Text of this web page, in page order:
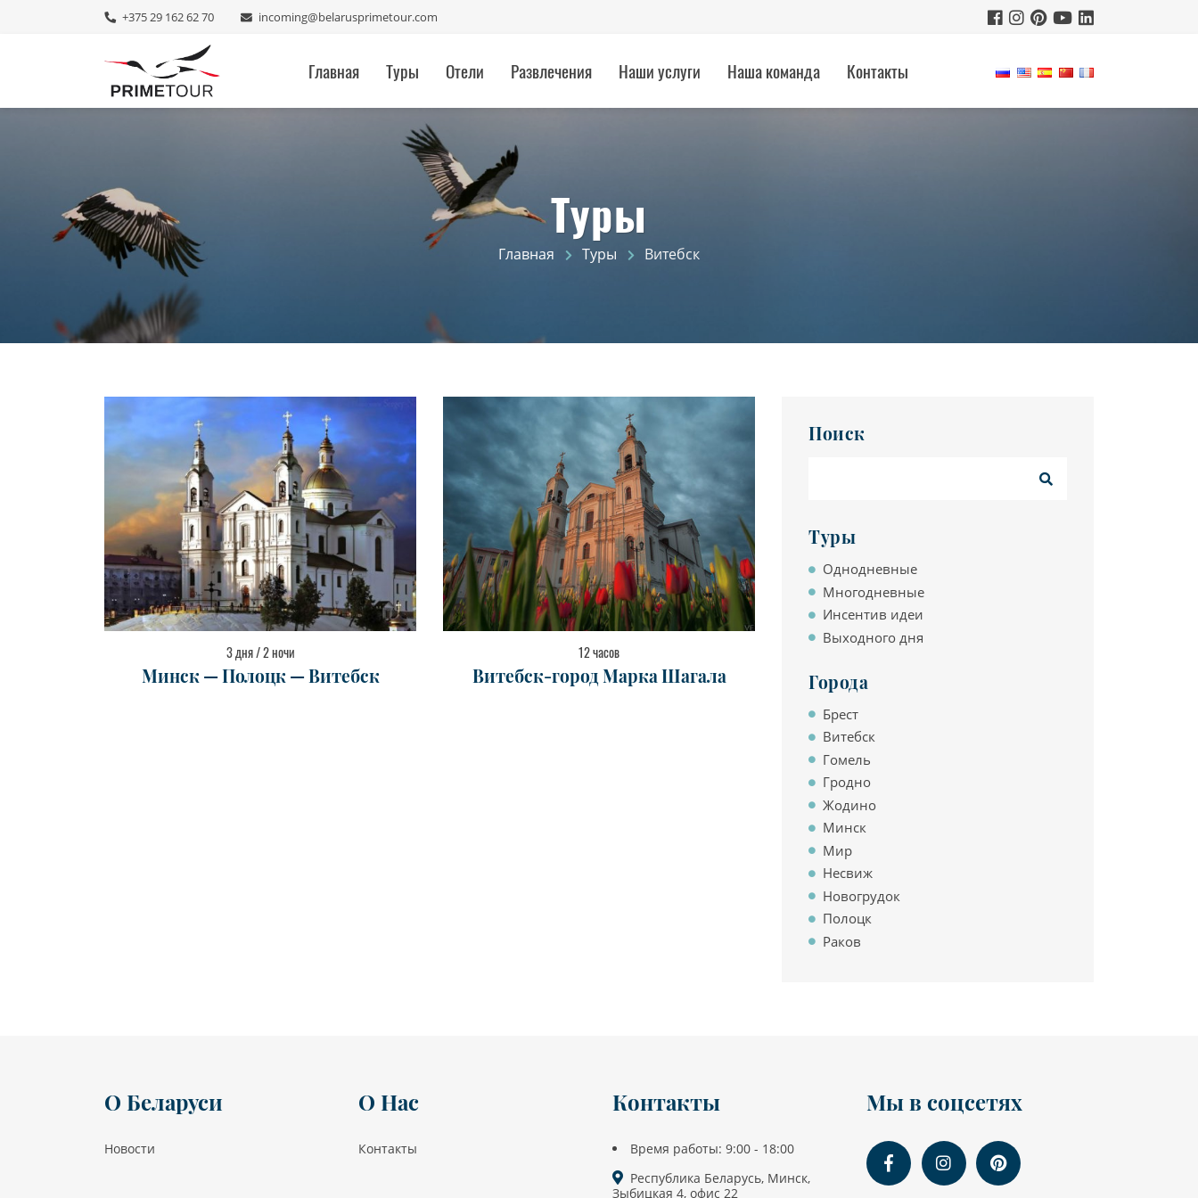
+375 29 162 62 70 incoming@belarusprimetour.com
Главная Туры Отели Развлечения Наши услуги Наша команда Контакты
Туры
Главная Туры Витебск
3 дня / 2 ночи
Минск — Полоцк — Витебск
12 часов
Витебск-город Марка Шагала
Поиск
Туры
Однодневные
Многодневные
Инсентив идеи
Выходного дня
Города
Брест
Витебск
Гомель
Гродно
Жодино
Минск
Мир
Несвиж
Новогрудок
Полоцк
Раков
О Беларуси
Новости
О Нас
Контакты
Контакты
Время работы: 9:00 - 18:00
Республика Беларусь, Минск,
Зыбицкая 4, офис 22
Мы в соцсетях